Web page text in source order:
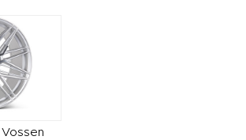
Vossen